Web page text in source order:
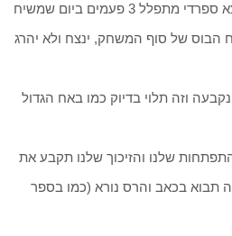
התשובה כל יהודי מאמין ממוצא ספרדי מתפלל 3 פעמים ביום שמשיח
הבוס של סוף המשחק, ינצח ולא יהרג
נקבעה וזה תלוי בדיוק כמו באח הגדול
שלנו והזיכוך שלנו תקבע את
תבוא בכאב והרס נורא (כמו בספר